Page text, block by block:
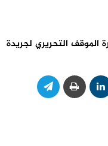
الموقف التحريري لجريدة